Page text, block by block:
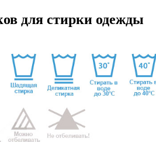
для стирки одежды